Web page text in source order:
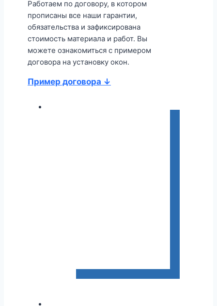
Работаем по договору, в котором
прописаны все наши гарантии,
обязательства и зафиксирована
стоимость материала и работ. Вы
можете ознакомиться с примером
договора на установку окон.
Пример договора ↓